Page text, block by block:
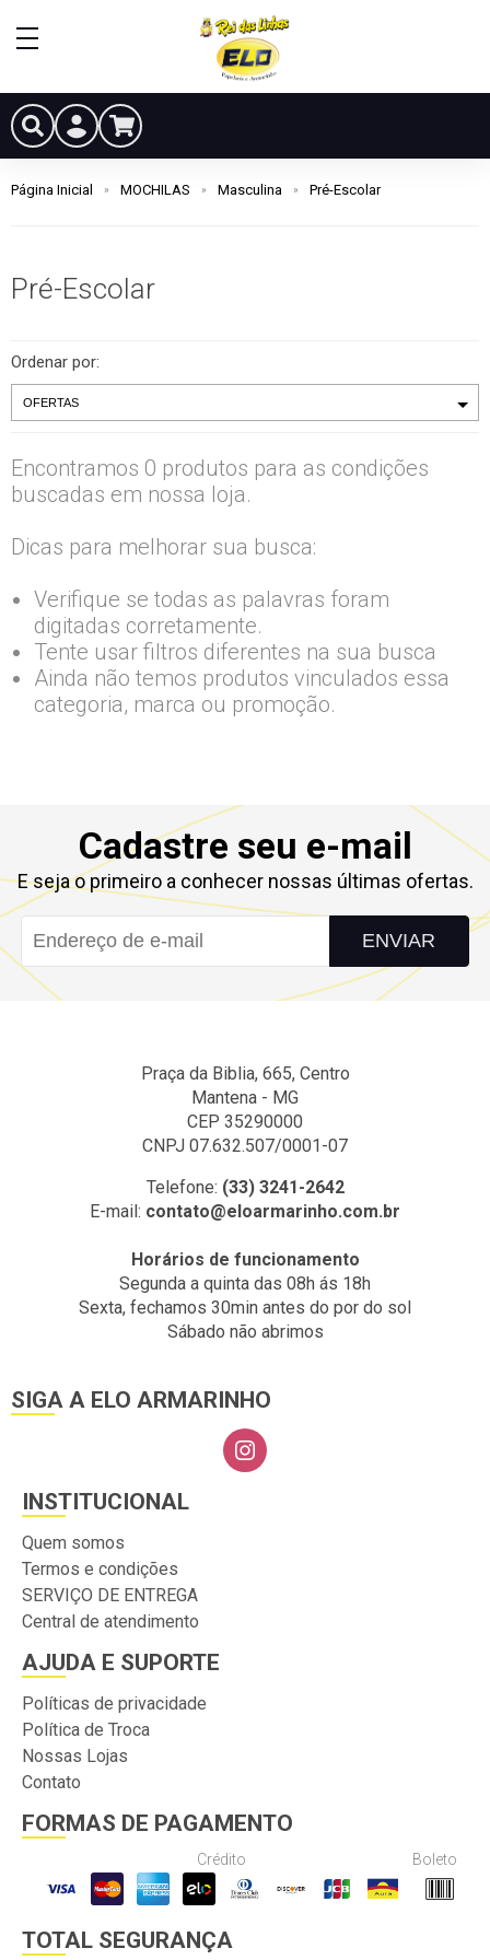
Página Inicial MOCHILAS Masculina Pré-Escolar
Pré-Escolar
Ordenar por:
Encontramos 0 produtos para as condições
buscadas em nossa loja.
Dicas para melhorar sua busca:
Verifique se todas as palavras foram
digitadas corretamente.
Tente usar filtros diferentes na sua busca
Ainda não temos produtos vinculados essa
categoria, marca ou promoção.
Cadastre seu e-mail
E seja o primeiro a conhecer nossas últimas ofertas.
ENVIAR
Praça da Biblia, 665, Centro
Mantena - MG
CEP 35290000
CNPJ 07.632.507/0001-07
Telefone: (33) 3241-2642
E-mail: contato@eloarmarinho.com.br
Horários de funcionamento
Segunda a quinta das 08h ás 18h
Sexta, fechamos 30min antes do por do sol
Sábado não abrimos
SIGA A ELO ARMARINHO
INSTITUCIONAL
Quem somos
Termos e condições
SERVIÇO DE ENTREGA
Central de atendimento
AJUDA E SUPORTE
Políticas de privacidade
Política de Troca
Nossas Lojas
Contato
FORMAS DE PAGAMENTO
Crédito Boleto
TOTAL SEGURANÇA